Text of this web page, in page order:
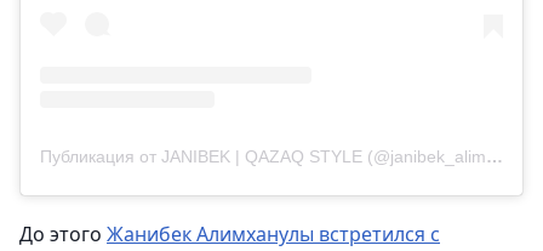
Публикация от JANIBEK | QAZAQ STYLE (@janibek_alimkhanuly)
До этого Жанибек Алимханулы встретился с